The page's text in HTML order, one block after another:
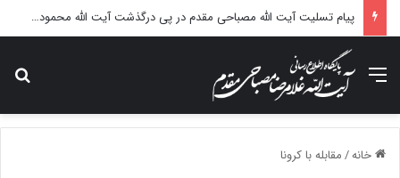
پیام تسلیت آیت الله مصباحی مقدم در پی درگذشت آیت الله محمودی گلپایگانی
منو
خانه/مقابله با کرونا